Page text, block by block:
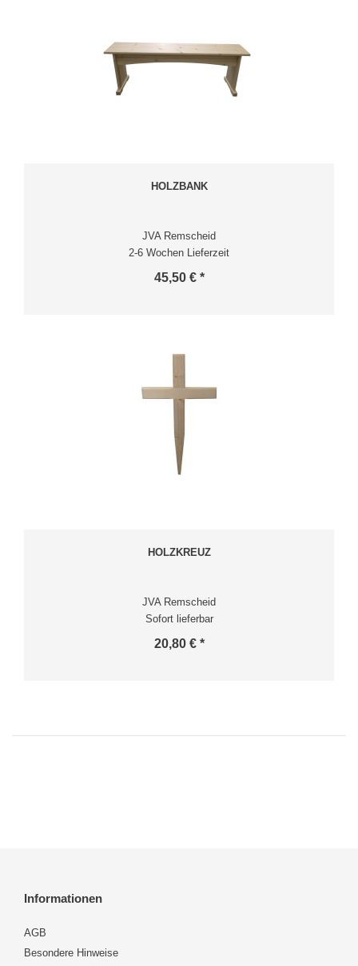
HOLZBANK
JVA Remscheid
2-6 Wochen Lieferzeit
45,50 € *
HOLZKREUZ
JVA Remscheid
Sofort lieferbar
20,80 € *
Informationen
AGB
Besondere Hinweise